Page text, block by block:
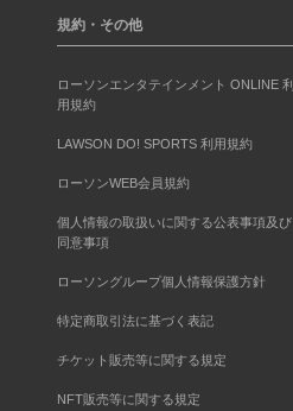
規約・その他
ローソンエンタテインメント ONLINE 利
用規約
LAWSON DO! SPORTS 利用規約
ローソンWEB会員規約
個人情報の取扱いに関する公表事項及び
同意事項
ローソングループ個人情報保護方針
特定商取引法に基づく表記
チケット販売等に関する規定
NFT販売等に関する規定